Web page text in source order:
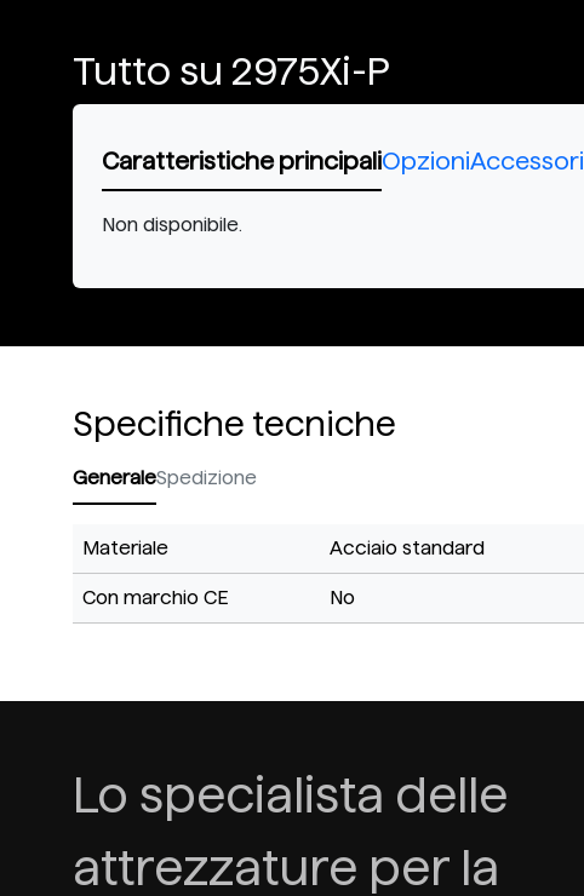
Tutto su 2975Xi-P
Caratteristiche principaliOpzioniAccessori
Non disponibile.
Specifiche tecniche
GeneraleSpedizione
Materiale Acciaio standard
Con marchio CE No
Lo specialista delle
attrezzature per la